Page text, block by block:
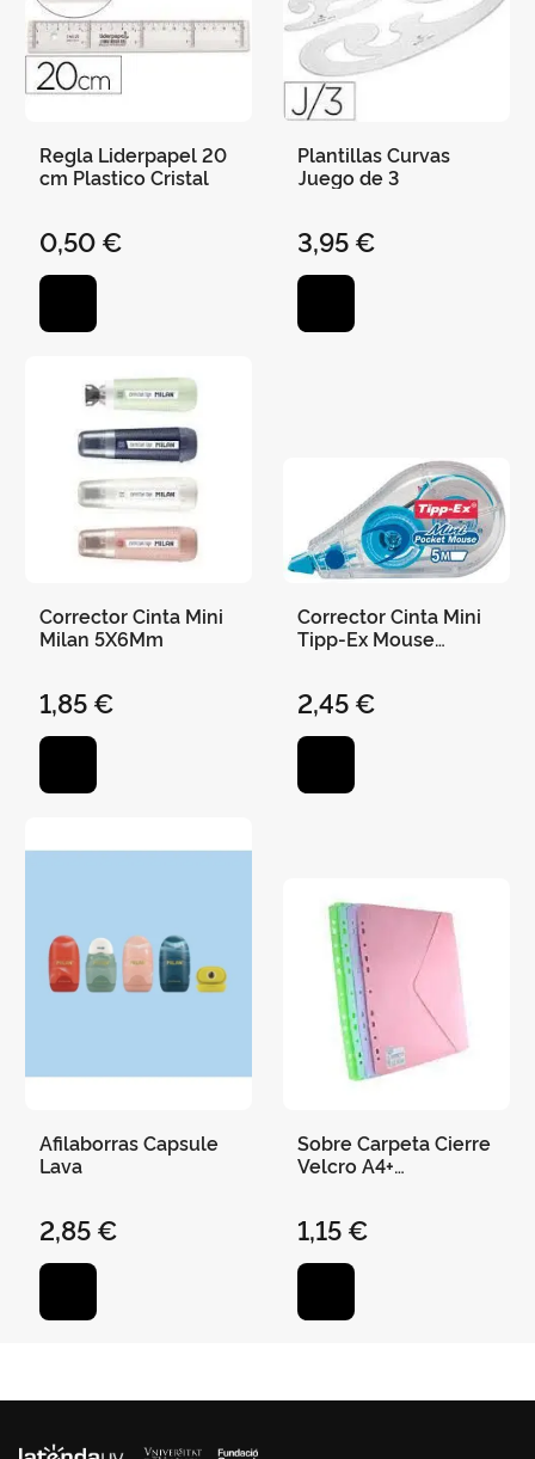
Regla Liderpapel 20
cm Plastico Cristal
0,50 €
Plantillas Curvas
Juego de 3
3,95 €
Corrector Cinta Mini
Milan 5X6Mm
1,85 €
Corrector Cinta Mini
Tipp-Ex Mouse
2,45 €
Afilaborras Capsule
Lava
2,85 €
Sobre Carpeta Cierre
Velcro A4+
1,15 €